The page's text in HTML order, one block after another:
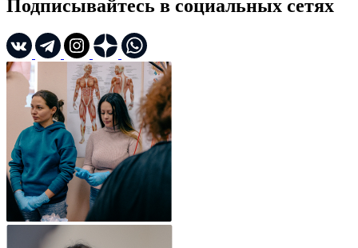
Подписывайтесь в социальных сетях